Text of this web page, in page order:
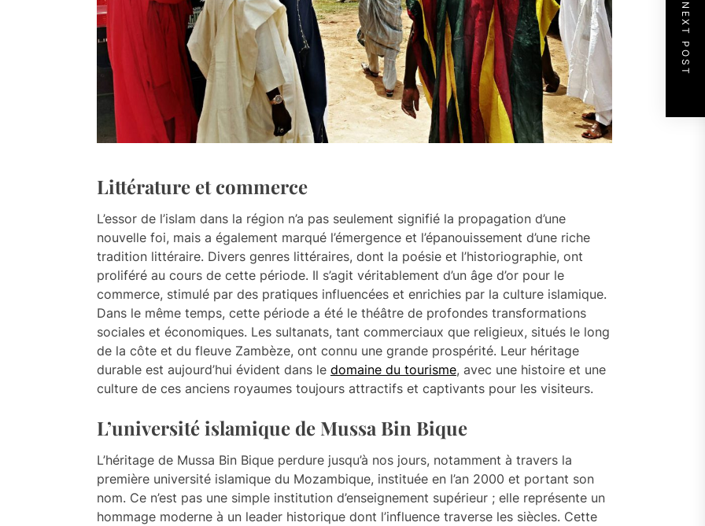
Littérature et commerce
L’essor de l’islam dans la région n’a pas seulement signifié la propagation d’une
nouvelle foi, mais a également marqué l’émergence et l’épanouissement d’une riche
tradition littéraire. Divers genres littéraires, dont la poésie et l’historiographie, ont
proliféré au cours de cette période. Il s’agit véritablement d’un âge d’or pour le
commerce, stimulé par des pratiques influencées et enrichies par la culture islamique.
Dans le même temps, cette période a été le théâtre de profondes transformations
sociales et économiques. Les sultanats, tant commerciaux que religieux, situés le long
de la côte et du fleuve Zambèze, ont connu une grande prospérité. Leur héritage
durable est aujourd’hui évident dans le domaine du tourisme, avec une histoire et une
culture de ces anciens royaumes toujours attractifs et captivants pour les visiteurs.
L’université islamique de Mussa Bin Bique
L’héritage de Mussa Bin Bique perdure jusqu’à nos jours, notamment à travers la
première université islamique du Mozambique, instituée en l’an 2000 et portant son
nom. Ce n’est pas une simple institution d’enseignement supérieur ; elle représente un
hommage moderne à un leader historique dont l’influence traverse les siècles. Cette
NEXT POST